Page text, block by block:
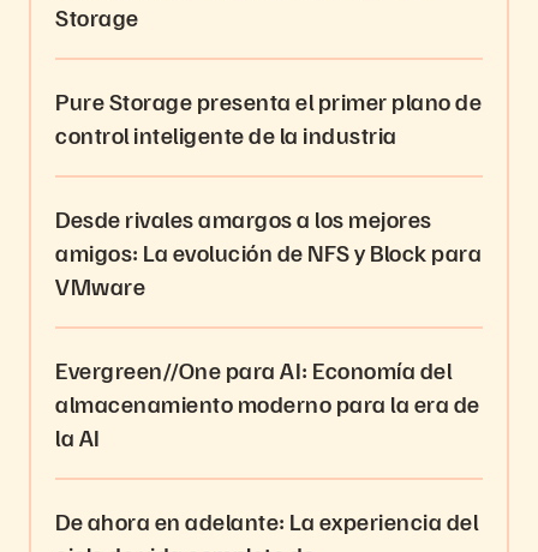
Storage
Pure Storage presenta el primer plano de
control inteligente de la industria
Desde rivales amargos a los mejores
amigos: La evolución de NFS y Block para
VMware
Evergreen//One para AI: Economía del
almacenamiento moderno para la era de
la AI
De ahora en adelante: La experiencia del